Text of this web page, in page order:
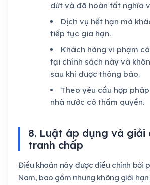
dứt và đã hoàn tất nghĩa
Dịch vụ hết hạn mà
tiếp tục gia hạn.
Khách hàng vi phạm
tại chính sách này và
sau khi được thông báo.
Theo yêu cầu hợp
nhà nước có thẩm quyền.
8. Luật áp dụng và giải
tranh chấp
Điều khoản này được điều chỉnh bởi
Nam, bao gồm nhưng không giới